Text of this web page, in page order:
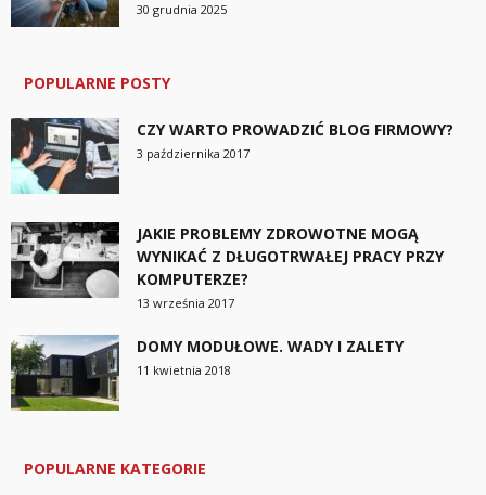
30 grudnia 2025
POPULARNE POSTY
CZY WARTO PROWADZIĆ BLOG FIRMOWY?
3 października 2017
JAKIE PROBLEMY ZDROWOTNE MOGĄ
WYNIKAĆ Z DŁUGOTRWAŁEJ PRACY PRZY
KOMPUTERZE?
13 września 2017
DOMY MODUŁOWE. WADY I ZALETY
11 kwietnia 2018
POPULARNE KATEGORIE